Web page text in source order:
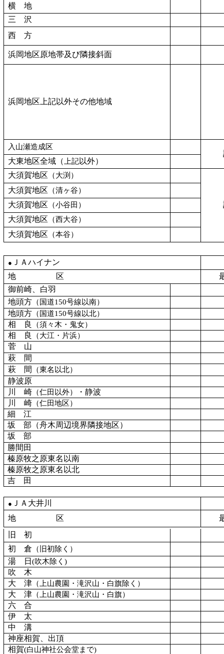
横 地
三 沢
西 方
浜岡地区原地帯及び隣接斜面
浜岡地区上記以外その他地域
入山瀬造成区
大東地区全域（ 上記以外）
大須賀地区 （大渕）
大須賀地区 （清ヶ谷）
大須賀地区 （小谷田）
大須賀地区 （西大谷）
大須賀地区 （本谷）
● Ｊ Ａハイナン
地 区
御前崎、白羽
地頭方（国道150号線以南）
地頭方（国道150号線以北）
相 良 （須々木・鬼女）
相 良 （大江・片浜）
菅 山
萩 間
萩 間
（東名以北）
静波原
川 崎（仁田以外）
・静波
川 崎（仁田地区）
細 江
坂 部（舟木周辺境界隣接地区）
坂 部
勝間田
榛原牧之原東名以南
榛原牧之原東名以北
吉 田
● ＪＡ大井川
地 区
旧 初
初 倉 （旧初除く）
湯 日 (吹木除く )
吹 木
大 津（上山農園・滝沢山・白旗除く）
大 津（ 上山農園・滝沢山・白旗）
六 合
伊 太
中 溝
神座相賀、出頂
相賀(白山神社公会堂まで)